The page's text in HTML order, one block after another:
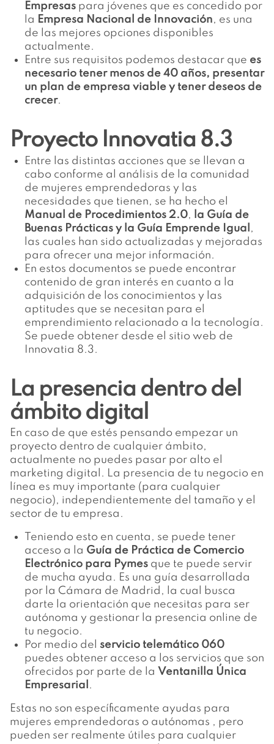
Empresas para jóvenes que es concedido por
la Empresa Nacional de Innovación, es una
de las mejores opciones disponibles
actualmente.
Entre sus requisitos podemos destacar que es
necesario tener menos de 40 años, presentar
un plan de empresa viable y tener deseos de
crecer.
Proyecto Innovatia 8.3
Entre las distintas acciones que se llevan a
cabo conforme al análisis de la comunidad
de mujeres emprendedoras y las
necesidades que tienen, se ha hecho el
Manual de Procedimientos 2.0,
la Guía de
Buenas Prácticas y la Guía Emprende Igual ,
las cuales han sido actualizadas y mejoradas
para ofrecer una mejor información.
En estos documentos se puede encontrar
contenido de gran interés en cuanto a la
adquisición de los conocimientos y las
aptitudes que se necesitan para el
emprendimiento relacionado a la tecnología.
Se puede obtener desde el sitio web de
Innovatia 8.3.
La presencia dentro del
ámbito digital
En caso de que estés pensando empezar un
proyecto dentro de cualquier ámbito,
actualmente no puedes pasar por alto el
marketing digital. La presencia de tu negocio en
línea es muy importante (para cualquier
negocio), independientemente del tamaño y el
sector de tu empresa.
Teniendo esto en cuenta, se puede tener
acceso a la Guía de Práctica de Comercio
Electrónico para Pymes que te puede servir
de mucha ayuda. Es una guía desarrollada
por la Cámara de Madrid, la cual busca
darte la orientación que necesitas para ser
autónoma y gestionar la presencia online de
tu negocio.
Por medio del servicio telemático 060
puedes obtener acceso a los servicios que son
ofrecidos por parte de la Ventanilla Única
Empresarial .
Estas no son específicamente ayudas para
mujeres emprendedoras o autónomas , pero
pueden ser realmente útiles para cualquier